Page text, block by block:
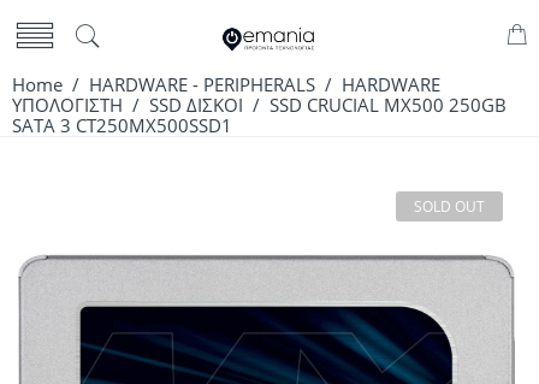
Home / HARDWARE - PERIPHERALS / HARDWARE
ΥΠΟΛΟΓΙΣΤΗ / SSD ΔΙΣΚΟΙ / SSD CRUCIAL MX500 250GB
SATA 3 CT250MX500SSD1
SOLD OUT